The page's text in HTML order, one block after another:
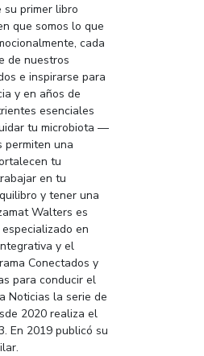
primer libro
que somos lo que
cada
de nuestros
e inspirarse para
y en años de
esenciales
tu microbiota —
permiten una
tu
en tu
y tener una
Walters es
en
y el
Conectados y
para conducir el
Noticias la serie de
2020 realiza el
En 2019 publicó su